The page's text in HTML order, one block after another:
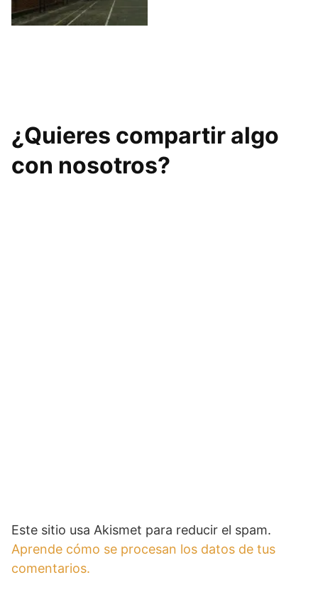
¿Quieres compartir algo
con nosotros?
Este sitio usa Akismet para reducir el spam.
Aprende cómo se procesan los datos de tus
comentarios.